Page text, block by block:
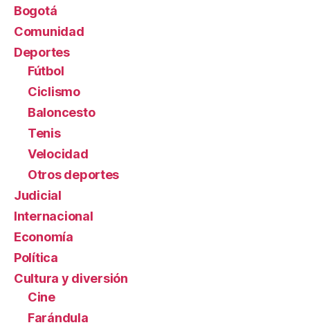
Bogotá
Comunidad
Deportes
Fútbol
Ciclismo
Baloncesto
Tenis
Velocidad
Otros deportes
Judicial
Internacional
Economía
Política
Cultura y diversión
Cine
Farándula